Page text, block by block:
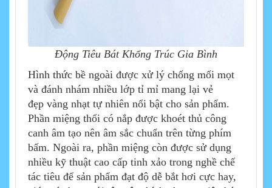
Động Tiêu Bát Khổng Trúc Gia Bình
Hình thức bề ngoài được xử lý chống mối mọt
và đánh nhám nhiều lớp tỉ mỉ mang lại vẻ
đẹp vàng nhạt tự nhiên nổi bật cho sản phẩm.
Phần miệng thổi có nắp được khoét thủ công
canh âm tạo nên âm sắc chuẩn trên từng phím
bấm. Ngoài ra, phần miệng còn được sử dụng
nhiều kỹ thuật cao cấp tinh xảo trong nghề chế
tác tiêu để sản phẩm đạt độ dễ bắt hơi cực hay,